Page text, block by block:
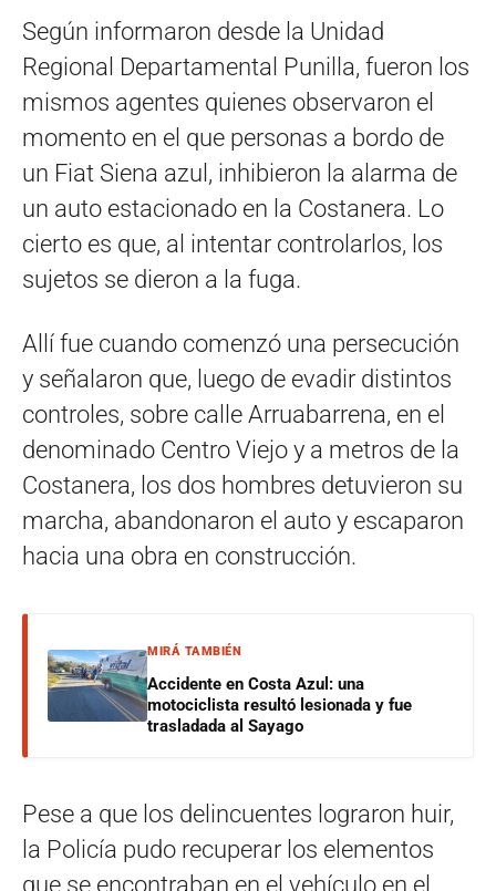
Según informaron desde la Unidad
Regional Departamental Punilla, fueron los
mismos agentes quienes observaron el
momento en el que personas a bordo de
un Fiat Siena azul, inhibieron la alarma de
un auto estacionado en la Costanera. Lo
cierto es que, al intentar controlarlos, los
sujetos se dieron a la fuga.
Allí fue cuando comenzó una persecución
y señalaron que, luego de evadir distintos
controles, sobre calle Arruabarrena, en el
denominado Centro Viejo y a metros de la
Costanera, los dos hombres detuvieron su
marcha, abandonaron el auto y escaparon
hacia una obra en construcción.
MIRÁ TAMBIÉN
Accidente en Costa Azul: una
motociclista resultó lesionada y fue
trasladada al Sayago
Pese a que los delincuentes lograron huir,
la Policía pudo recuperar los elementos
que se encontraban en el vehículo en el